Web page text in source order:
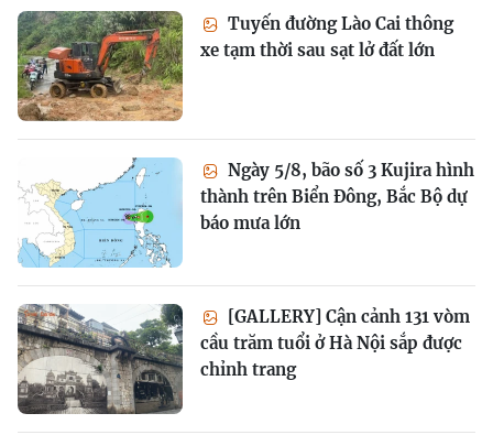
Tuyến đường Lào Cai thông
xe tạm thời sau sạt lở đất lớn
Ngày 5/8, bão số 3 Kujira hình
thành trên Biển Đông, Bắc Bộ dự
báo mưa lớn
[GALLERY] Cận cảnh 131 vòm
cầu trăm tuổi ở Hà Nội sắp được
chỉnh trang